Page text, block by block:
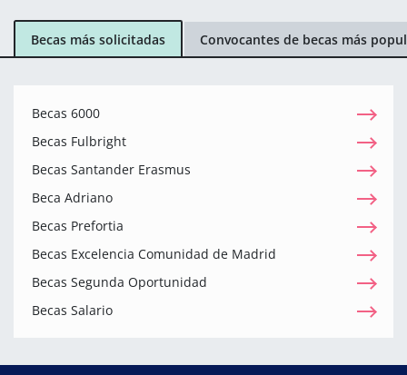
Becas más solicitadas Convocantes de becas más
Becas 6000
Becas Fulbright
Becas Santander Erasmus
Beca Adriano
Becas Prefortia
Becas Excelencia Comunidad de Madrid
Becas Segunda Oportunidad
Becas Salario